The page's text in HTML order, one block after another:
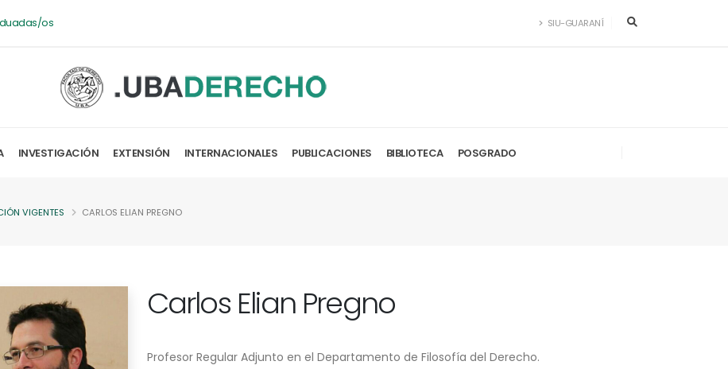
os SIU-GUARANÍ
INVESTIGACIÓN EXTENSIÓN INTERNACIONALES PUBLICACIONES BIBLIOTECA POSGRADO
VIGENTES CARLOS ELIAN PREGNO
Carlos Elian Pregno
Profesor Regular Adjunto en el Departamento de Filosofía del Derecho.